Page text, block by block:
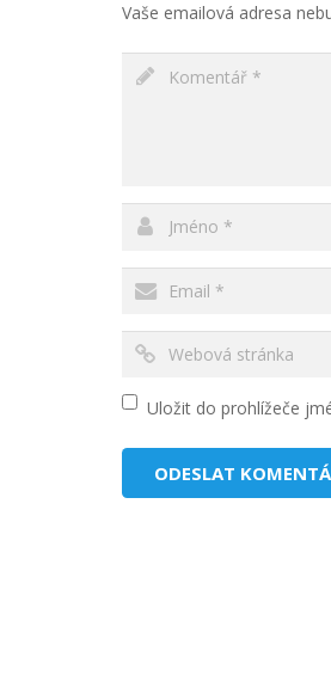
Vaše emailová adresa
Uložit do prohlížeče